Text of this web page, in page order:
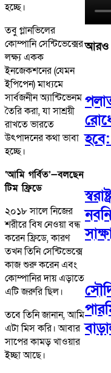
হচ্ছে।
তবু গ্লানভিলের
কোম্পানি সেন্টিভেক্সের
লক্ষ্য একক
ইনজেকশনের (যেমন
ইপিপেন) মাধ্যমে
সার্বজনীন অ্যান্টিভেনম
তৈরি করা, যা সাশ্রয়ী
রাখতে ভারতে
উৎপাদনের কথা ভাবা
হচ্ছে।
‘আমি গর্বিত’—বলছেন
টিম ফ্রিডে
২০১৮ সালে নিজের
শরীরে বিষ নেওয়া বন্ধ
করেন ফ্রিডে, কারণ
তখন তিনি সেন্টিভেক্সে
কাজ শুরু করেন এবং
কোম্পানির দায় এড়াতে
এটি জরুরি ছিল।
তবে তিনি জানান, আমি
এটা মিস করি। আবার
সাপের কামড় খাওয়ার
ইচ্ছা আছে।
আরও